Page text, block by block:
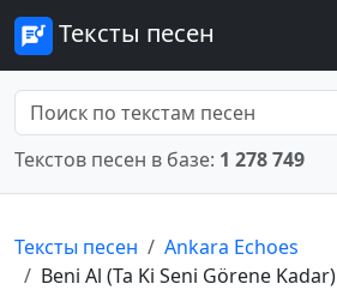
Тексты песен
Текстов песен в базе: 1 278 749
Тексты песен
Ankara Echoes
Beni Al (Ta Ki Seni Görene Kadar)